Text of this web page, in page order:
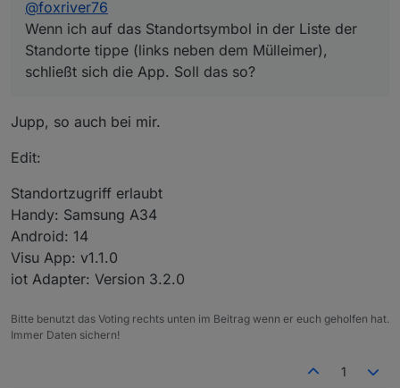
dieser Account trotzdem genutzt.
fox
P.S. na wer findet das Easteregg zum 10-Jahres-
Event? ;-)
@foxriver76
Wenn ich auf das Standortsymbol in der Liste der
Standorte tippe (links neben dem Mülleimer),
schließt sich die App. Soll das so?
Jupp, so auch bei mir.
Edit:
Standortzugriff erlaubt
Handy: Samsung A34
Android: 14
Visu App: v1.1.0
iot Adapter: Version 3.2.0
Bitte benutzt das Voting rechts unten im Beitrag wenn er euch geholfen hat.
Immer Daten sichern!
1